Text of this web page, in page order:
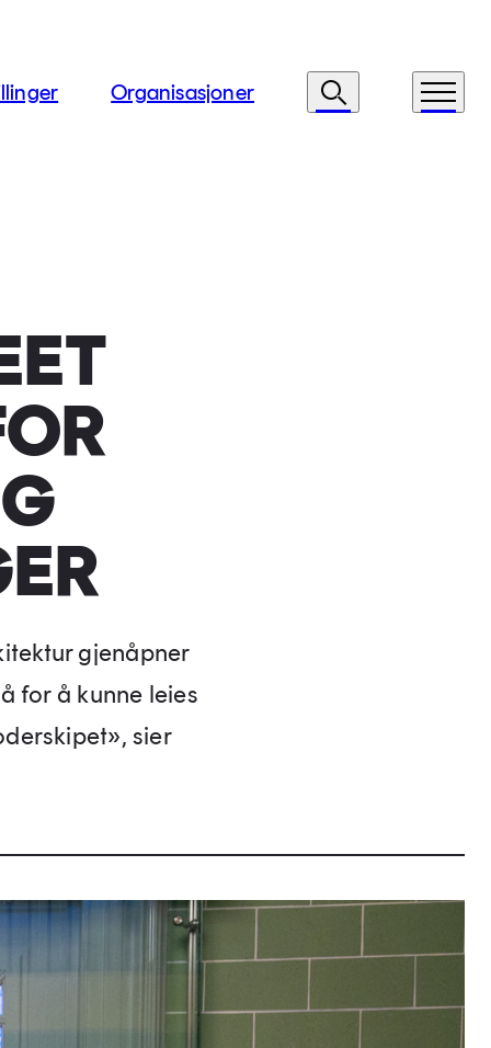
Organisasjoner Søk Meny
gjenåpner
for å kunne leies
sier